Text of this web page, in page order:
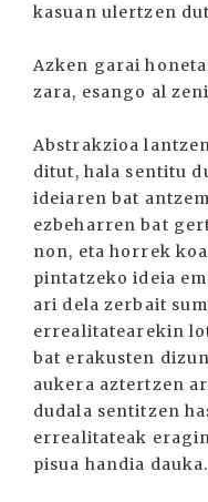
kasuan ulertzen
Azken garai
zara, esango al
Abstrakzioa
ditut, hala sentitu
ideiaren bat
ezbeharren bat
non, eta horrek
pintatzeko ideia
ari dela zerbait
errealitatearekin
bat erakusten
aukera aztertzen
dudala sentitzen
errealitateak
pisua handia dauka.